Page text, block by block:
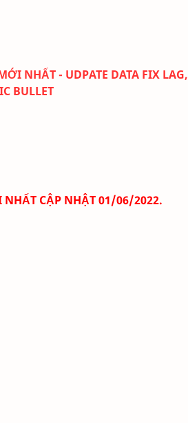
NHẤT - UDPATE DATA FIX LAG,
BULLET
NHẤT CẬP NHẬT 01/06/2022.